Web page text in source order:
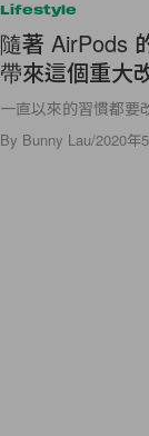
Lifestyle
隨著 AirPods
帶來這個重大
一直以來的習慣都要
By Bunny Lau/2020年